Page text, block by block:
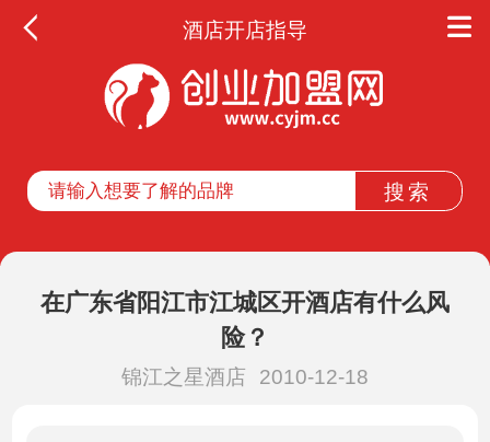
酒店开店指导
在广东省阳江市江城区开酒店有什么风
险？
锦江之星酒店 2010-12-18